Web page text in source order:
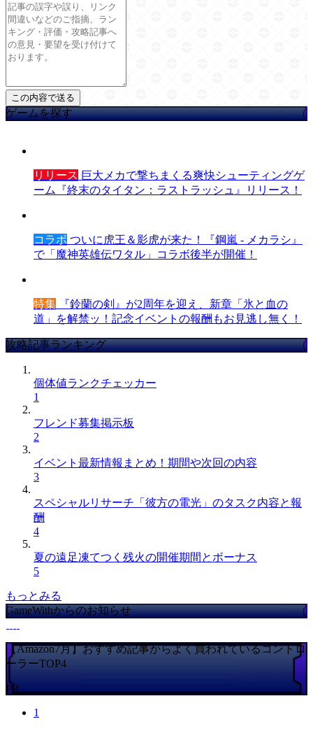
ゲームを探す
リリース 巨大メカで撃ちまくる爽快シューティングゲ
ーム『終末のタイタン：ラストラッシュ』リリース！
コラボ ついに虎王＆影虎が来た！『鋼嵐 - メカラシ』
で「魔神英雄伝ワタル」コラボ後半が開催！
特集 『鈴蘭の剣』が2周年を迎え、新章「氷と血の
道」を解禁ッ！記念イベントの報酬もお見逃し無く！
攻略記事ランキング
個体値ランクチェッカー
1
フレンド募集掲示板
2
イベント最新情報まとめ！期間や次回の内容
3
スペシャルリサーチ「彼方の電光」のタスク内容と報
酬
4
夏の遠足凍てつく残火の開催期間とボーナス
5
もっとみる
GameWithからのお知らせ
【Amazon7月】おすすめ記事からよく買われているコントロ
ーラーTOP4
PR
1